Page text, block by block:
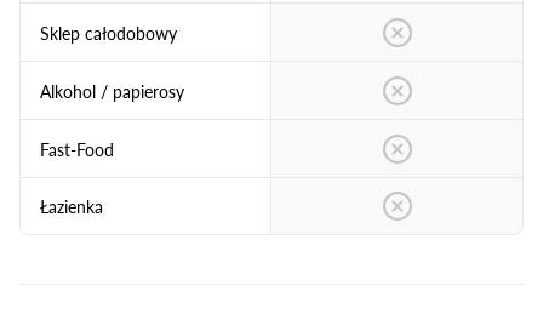
Sklep całodobowy
Alkohol / papierosy
Fast-Food
Łazienka